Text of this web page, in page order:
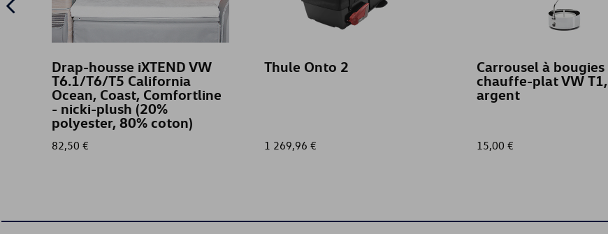
Drap-housse iXTEND VW
T6.1/T6/T5 California
Ocean, Coast, Comfortline
- nicki-plush (20%
polyester, 80% coton)
82,50 €
Thule Onto 2
1 269,96 €
Carrousel à bougies
chauffe-plat VW T1,
argent
15,00 €